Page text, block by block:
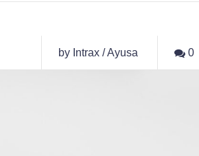
by Intrax / Ayusa 0